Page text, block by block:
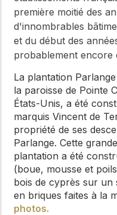
première moitié des
d'innombrables
et du début des
probablement encore
La plantation
la paroisse de Pointe
États-Unis, a été
marquis Vincent de
propriété de ses
Parlange. Cette
plantation a été
(boue, mousse et
bois de cyprès sur un
en briques faites à la
photos.